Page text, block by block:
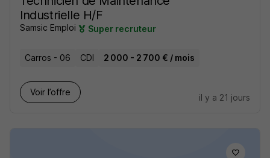
Industrielle H/F
Samsic Emploi Super recruteur
Carros - 06 CDI 2 000 - 2 700 € / mois
Voir l’offre
il y a 21 jours